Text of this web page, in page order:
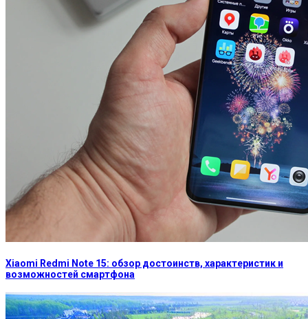
Xiaomi Redmi Note 15: обзор достоинств, характеристик и
возможностей смартфона